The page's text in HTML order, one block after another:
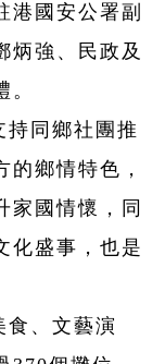
港國安公署副
炳強、民政及
持同鄉社團推
的鄉情特色，
家國情懷，同
化盛事，也是
食、文藝演